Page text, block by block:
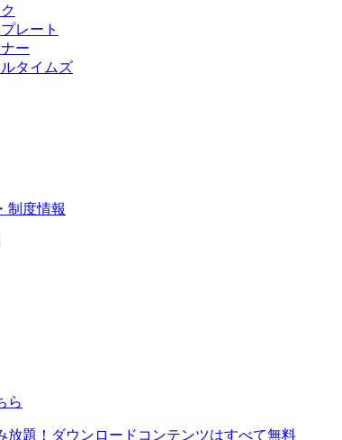
レート
ー
タイムズ
制度情報
ら
放題！ダウンロードコンテンツはすべて無料